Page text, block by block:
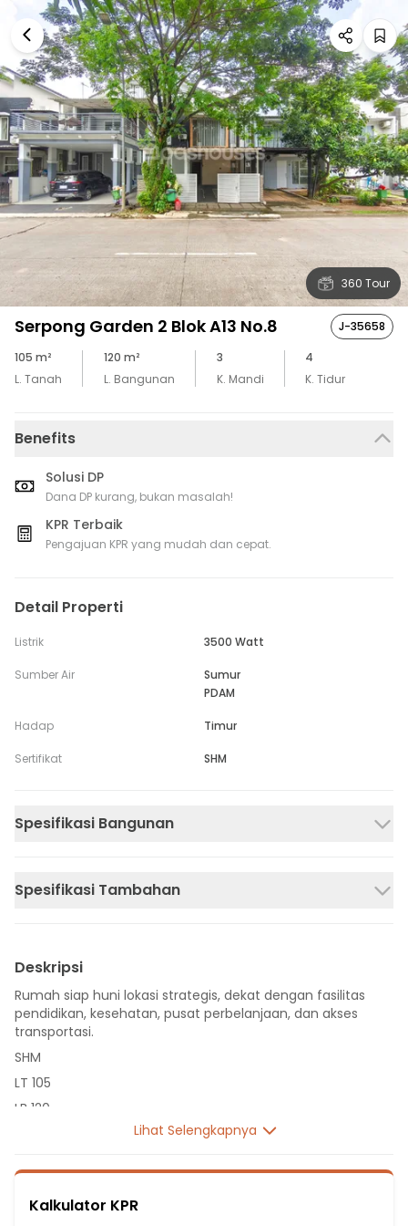
360 Tour
Serpong Garden 2 Blok A13 No.8
J-35658
105 m²
L. Tanah
120 m²
L. Bangunan
3
K. Mandi
4
K. Tidur
Benefits
Solusi DP
Dana DP kurang, bukan masalah!
KPR Terbaik
Pengajuan KPR yang mudah dan cepat.
Detail Properti
Listrik 3500 Watt
Sumber Air
Sumur
PDAM
Hadap Timur
Sertifikat SHM
Spesifikasi Bangunan
Spesifikasi Tambahan
Deskripsi
Rumah siap huni lokasi strategis, dekat dengan fasilitas
pendidikan, kesehatan, pusat perbelanjaan, dan akses
transportasi.
SHM
LT 105
LB 120
Listrik 3500 VA
Lihat Selengkapnya
Kalkulator KPR